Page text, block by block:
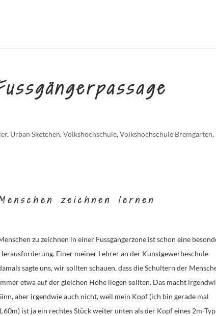
, Urban Sketchen,Volkshochschule,Volkshochschule Bremgarten,
zeichnen lernen
zu zeichnen in einer Fussgängerzone ist schon eine
Einer meiner Lehrer an der Kunstgewerbeschule
sagte uns, wir sollten schauen, dass die Schultern der
etwa auf der gleichen Höhe liegen sollten. Das macht
aber irgendwie auch nicht, weil mein Kopf (ich bin gerade mal
ist ja ein rechtes Stück weiter unten als der Kopf eines 2m-